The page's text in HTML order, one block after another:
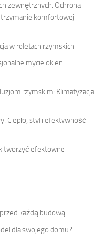
zewnętrznych: Ochrona
komfortowej
w roletach rzymskich
mycie okien.
rzymskim: Klimatyzacja
Ciepło, styl i efektywność
tworzyć efektowne
każdą budową
dla swojego domu?